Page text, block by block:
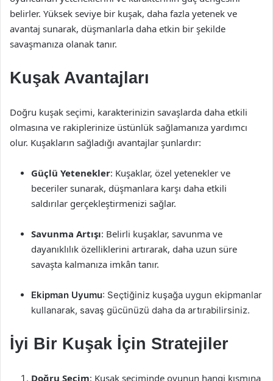
belirler. Yüksek seviye bir kuşak, daha fazla yetenek ve
avantaj sunarak, düşmanlarla daha etkin bir şekilde
savaşmanıza olanak tanır.
Kuşak Avantajları
Doğru kuşak seçimi, karakterinizin savaşlarda daha etkili
olmasına ve rakiplerinize üstünlük sağlamanıza yardımcı
olur. Kuşakların sağladığı avantajlar şunlardır:
Güçlü Yetenekler: Kuşaklar, özel yetenekler ve
beceriler sunarak, düşmanlara karşı daha etkili
saldırılar gerçekleştirmenizi sağlar.
Savunma Artışı: Belirli kuşaklar, savunma ve
dayanıklılık özelliklerini artırarak, daha uzun süre
savaşta kalmanıza imkân tanır.
Ekipman Uyumu: Seçtiğiniz kuşağa uygun ekipmanlar
kullanarak, savaş gücünüzü daha da artırabilirsiniz.
İyi Bir Kuşak İçin Stratejiler
Doğru Seçim: Kuşak seçiminde oyunun hangi kısmına